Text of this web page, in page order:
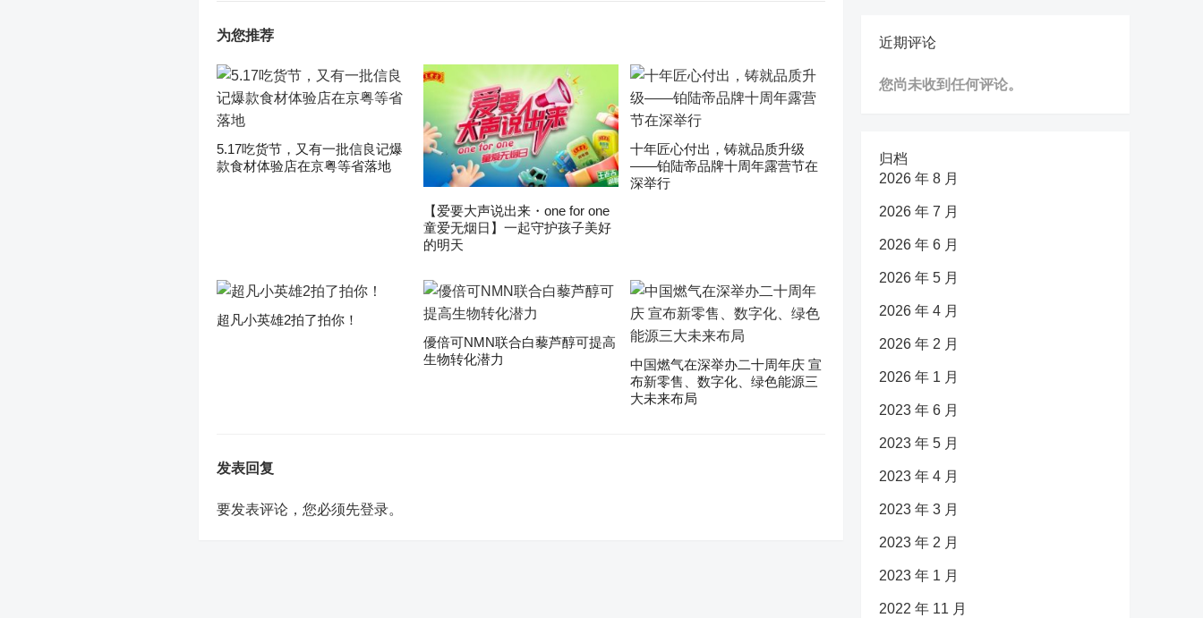
为您推荐
5.17吃货节，又有一批信良记爆
款食材体验店在京粤等省落地
【爱要大声说出来・one for one
童爱无烟日】一起守护孩子美好
的明天
十年匠心付出，铸就品质升级
——铂陆帝品牌十周年露营节在
深举行
超凡小英雄2拍了拍你！
優倍可NMN联合白藜芦醇可提高
生物转化潜力
中国燃气在深举办二十周年庆 宣
布新零售、数字化、绿色能源三
大未来布局
发表回复
要发表评论，您必须先登录。
近期评论
您尚未收到任何评论。
归档
2026 年 8 月
2026 年 7 月
2026 年 6 月
2026 年 5 月
2026 年 4 月
2026 年 2 月
2026 年 1 月
2023 年 6 月
2023 年 5 月
2023 年 4 月
2023 年 3 月
2023 年 2 月
2023 年 1 月
2022 年 11 月